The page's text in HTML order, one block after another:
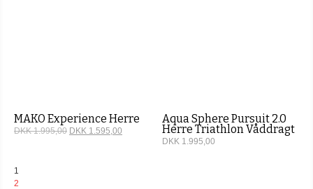
MAKO Experience Herre
DKK 1.995,00 DKK 1.595,00
Aqua Sphere Pursuit 2.0
Herre Triathlon Våddragt
DKK 1.995,00
1
2